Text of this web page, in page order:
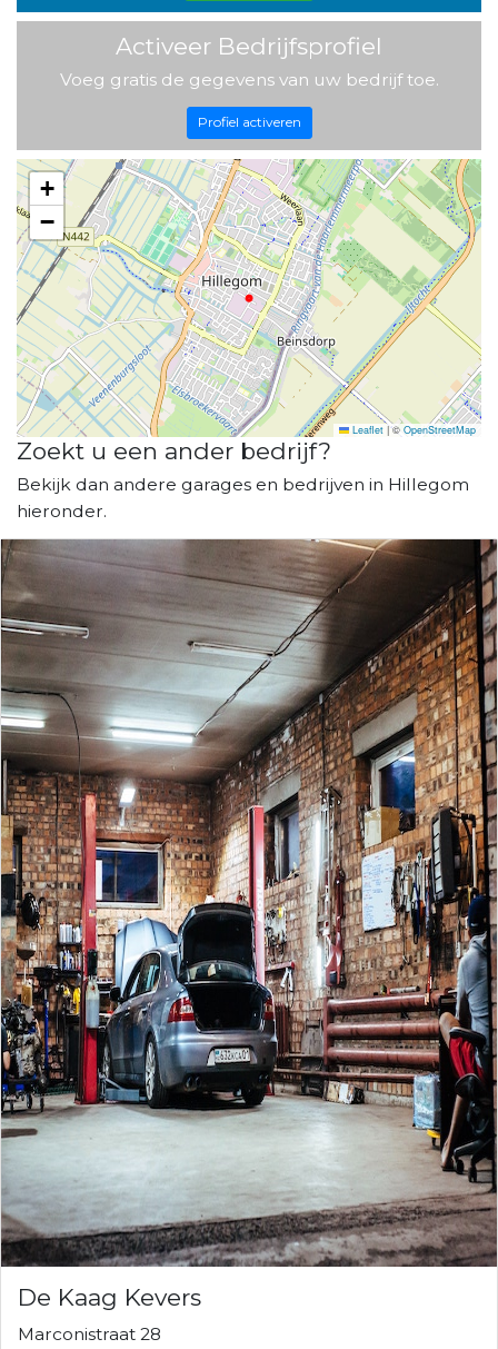
Activeer Bedrijfsprofiel
Voeg gratis de gegevens van uw bedrijf toe.
Profiel activeren
+
−
Leaflet |© OpenStreetMap
Zoekt u een ander bedrijf?
Bekijk dan andere garages en bedrijven in Hillegom
hieronder.
De Kaag Kevers
Marconistraat 28